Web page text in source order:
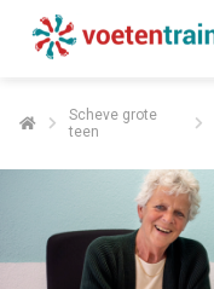
Scheve grote
teen